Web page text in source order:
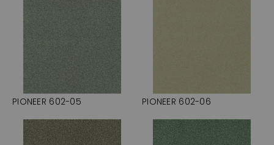
PIONEER 602-05 PIONEER 602-06